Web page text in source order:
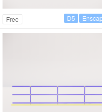
Free D5